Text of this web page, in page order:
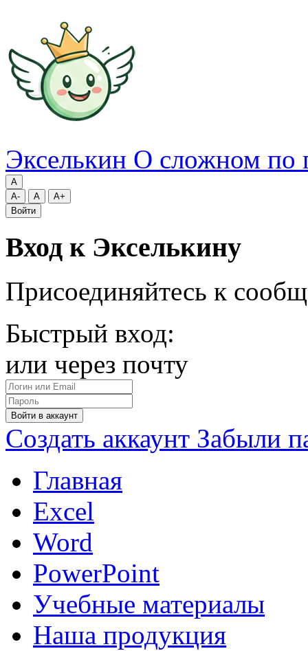
Экселькин О сложном по
A
A-
A
A+
Войти
Вход к Экселькину
Присоединяйтесь к
Быстрый вход:
или через почту
Войти в аккаунт
Создать аккаунт Забыли
Главная
Excel
Word
PowerPoint
Учебные материалы
Наша продукция